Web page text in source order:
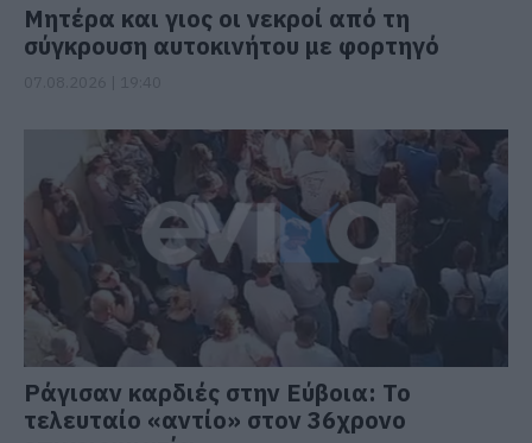
Μητέρα και γιος οι νεκροί από τη
σύγκρουση αυτοκινήτου με φορτηγό
Ράγισαν καρδιές στην Εύβοια: Το
τελευταίο «αντίο» στον 36χρονο